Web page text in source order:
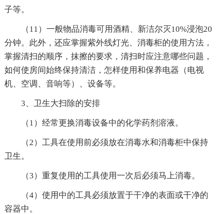
子等。
（11）一般物品消毒可用酒精、新洁尔灭10%浸泡20
分钟。此外，还应掌握紫外线灯光、消毒柜的使用方法，
掌握清扫的顺序，抹擦的要求，清扫时应注意哪些问题，
如何使房间始终保持清洁，怎样使用和保养电器（电视
机、空调、音响等）、设备等。
3、卫生大扫除的安排
（1）经常更换消毒设备中的化学药剂溶液。
（2）工具在使用前必须放在消毒水和消毒柜中保持
卫生。
（3）重复使用的工具使用一次后必须马上消毒。
（4）使用中的工具必须放置于干净的表面或干净的
容器中。